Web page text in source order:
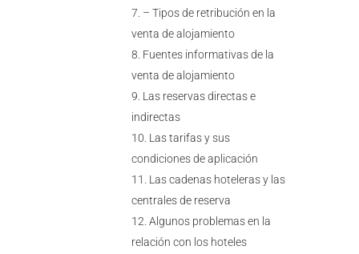
– Tipos de retribución en la
venta de alojamiento
Fuentes informativas de la
venta de alojamiento
Las reservas directas e
indirectas
Las tarifas y sus
condiciones de aplicación
Las cadenas hoteleras y las
centrales de reserva
Algunos problemas en la
relación con los hoteles